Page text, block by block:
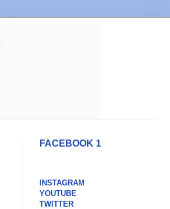
FACEBOOK 1
INSTAGRAM
YOUTUBE
TWITTER